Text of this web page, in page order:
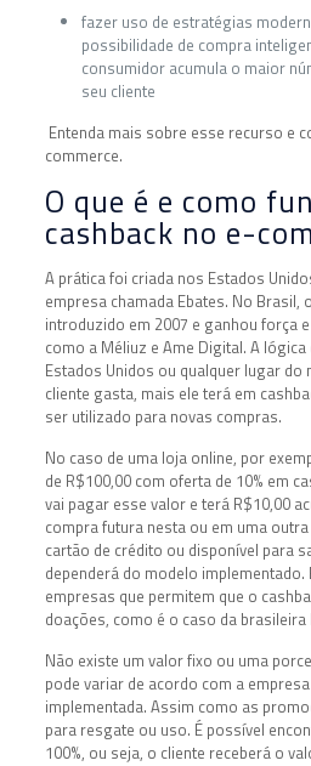
fazer uso de estratégias
possibilidade de compra
consumidor acumula o maior
seu cliente
Entenda mais sobre esse recurso e
commerce.
O que é e como
cashback no e-
A prática foi criada nos Estados
empresa chamada Ebates. No Brasil,
introduzido em 2007 e ganhou força
como a Méliuz e Ame Digital. A
Estados Unidos ou qualquer lugar do
cliente gasta, mais ele terá em
ser utilizado para novas compras.
No caso de uma loja online, por
de R$100,00 com oferta de 10% em
vai pagar esse valor e terá R$10,00
compra futura nesta ou em uma
cartão de crédito ou disponível para
dependerá do modelo implementado.
empresas que permitem que o
doações, como é o caso da brasileira
Não existe um valor fixo ou uma
pode variar de acordo com a
implementada. Assim como as
para resgate ou uso. É possível
100%, ou seja, o cliente receberá o